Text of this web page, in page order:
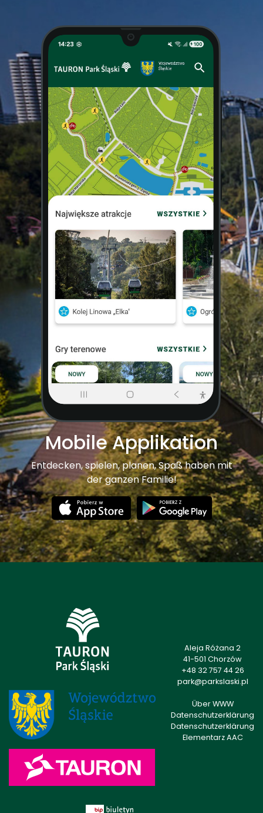
Mobile Applikation
Entdecken, spielen, planen, Spaß haben mit
der ganzen Familie!
Aleja Różana 2
41-501 Chorzów
+48 32 757 44 26
park@parkslaski.pl
Über WWW
Datenschutzerklärung
Datenschutzerklärung
Elementarz AAC